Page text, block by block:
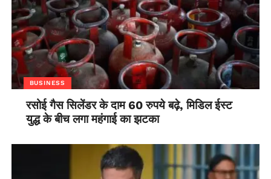
BUSINESS
रसोई गैस सिलेंडर के दाम 60 रुपये बढ़े, मिडिल ईस्ट
युद्ध के बीच लगा महंगाई का झटका